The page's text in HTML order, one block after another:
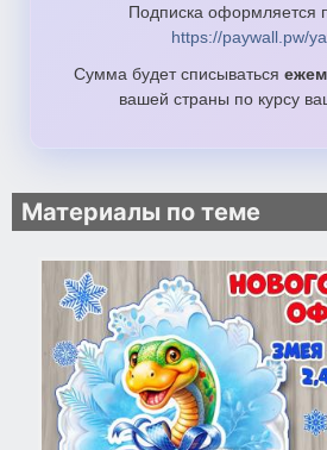
Подписка оформляется
https://paywall.pw/
Сумма будет списываться
вашей страны по курсу
Материалы по теме